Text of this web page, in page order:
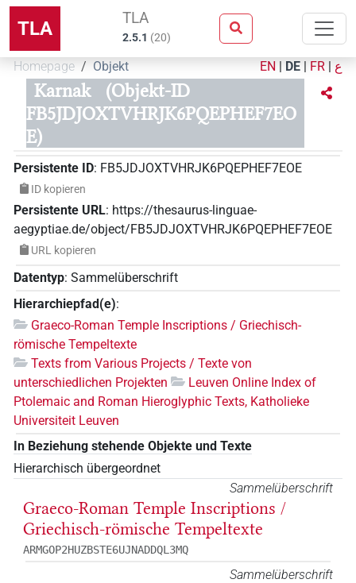
TLA TLA
2.5.1 (20)
Homepage Objekt EN | DE | FR | ع
Karnak
(Objekt-ID
FB5JDJOXTVHRJK6PQEPHEF7EO
E)
Persistente ID: FB5JDJOXTVHRJK6PQEPHEF7EOE
ID kopieren
Persistente URL: https://thesaurus-linguae-
aegyptiae.de/object/FB5JDJOXTVHRJK6PQEPHEF7EOE
URL kopieren
Datentyp: Sammelüberschrift
Hierarchiepfad(e):
Graeco-Roman Temple Inscriptions / Griechisch-
römische Tempeltexte
Texts from Various Projects / Texte von
unterschiedlichen Projekten
Leuven Online Index of
Ptolemaic and Roman Hieroglyphic Texts, Katholieke
Universiteit Leuven
In Beziehung stehende Objekte und Texte
Hierarchisch übergeordnet
Sammelüberschrift
Graeco-Roman Temple Inscriptions /
Griechisch-römische Tempeltexte
ARMGOP2HUZBSTE6UJNADDQL3MQ
Sammelüberschrift